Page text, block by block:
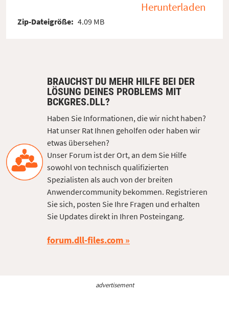
Herunterladen
Zip-Dateigröße: 4.09 MB
BRAUCHST DU MEHR HILFE BEI DER
LÖSUNG DEINES PROBLEMS MIT
BCKGRES.DLL?
Haben Sie Informationen, die wir nicht haben?
Hat unser Rat Ihnen geholfen oder haben wir
etwas übersehen?
Unser Forum ist der Ort, an dem Sie Hilfe
sowohl von technisch qualifizierten
Spezialisten als auch von der breiten
Anwendercommunity bekommen. Registrieren
Sie sich, posten Sie Ihre Fragen und erhalten
Sie Updates direkt in Ihren Posteingang.
forum.dll-files.com
advertisement